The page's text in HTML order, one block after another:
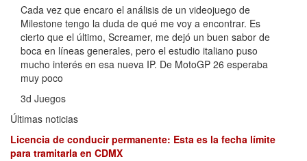
Cada vez que encaro el análisis de un videojuego de
Milestone tengo la duda de qué me voy a encontrar. Es
cierto que el último, Screamer, me dejó un buen sabor de
boca en líneas generales, pero el estudio italiano puso
mucho interés en esa nueva IP. De MotoGP 26 esperaba
muy poco
3d Juegos
Últimas noticias
Licencia de conducir permanente: Esta es la fecha límite
para tramitarla en CDMX